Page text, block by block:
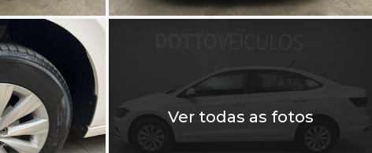
Ver todas as fotos